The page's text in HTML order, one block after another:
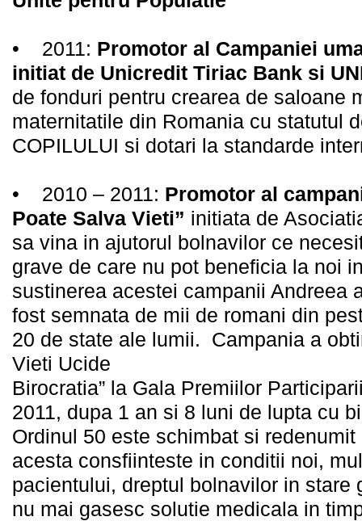
• 2011: Promotor al Campaniei
initiat de Unicredit Tiriac Bank si
de fonduri pentru crearea de saloane
maternitatile din Romania cu statutul
COPILULUI si dotari la standarde
• 2010 – 2011: Promotor al
Poate Salva Vieti” initiata de
sa vina in ajutorul bolnavilor ce
grave de care nu pot beneficia la noi
sustinerea acestei campanii Andreea
fost semnata de mii de romani din
20 de state ale lumii. Campania a
Vieti Ucide
Birocratia” la Gala Premiilor
2011, dupa 1 an si 8 luni de lupta cu
Ordinul 50 este schimbat si redenumit
acesta consfiinteste in conditii noi,
pacientului, dreptul bolnavilor in stare
nu mai gasesc solutie medicala in